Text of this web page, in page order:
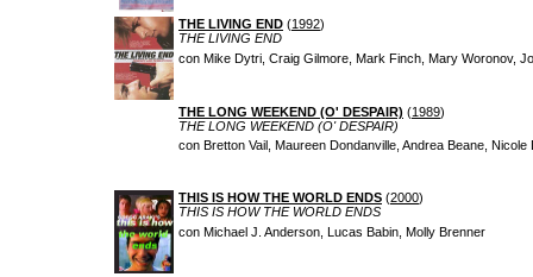
THE LIVING END (1992)
THE LIVING END
con Mike Dytri, Craig Gilmore, Mark Finch, Mary Woronov,
THE LONG WEEKEND (O' DESPAIR) (1989)
THE LONG WEEKEND (O' DESPAIR)
con Bretton Vail, Maureen Dondanville, Andrea Beane, Nicole
THIS IS HOW THE WORLD ENDS (2000)
THIS IS HOW THE WORLD ENDS
con Michael J. Anderson, Lucas Babin, Molly Brenner